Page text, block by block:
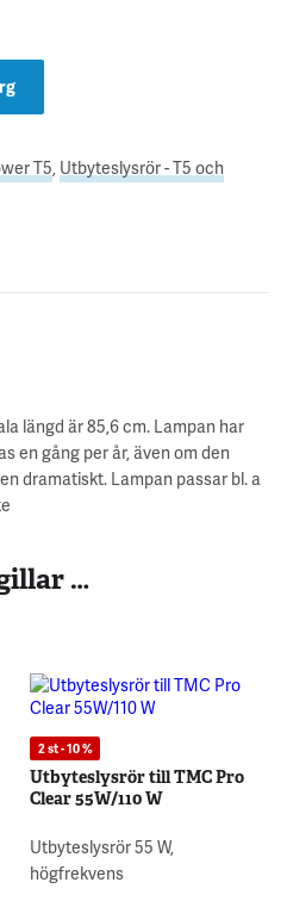
T5 Utbyteslysrör - T5 och
längd är 85,6 cm. Lampan har
en gång per år, även om den
dramatiskt. Lampan passar bl. a
…
2 st - 10 %
Utbyteslysrör till TMC Pro
Clear 55W/110 W
Utbyteslysrör 55 W,
högfrekvens